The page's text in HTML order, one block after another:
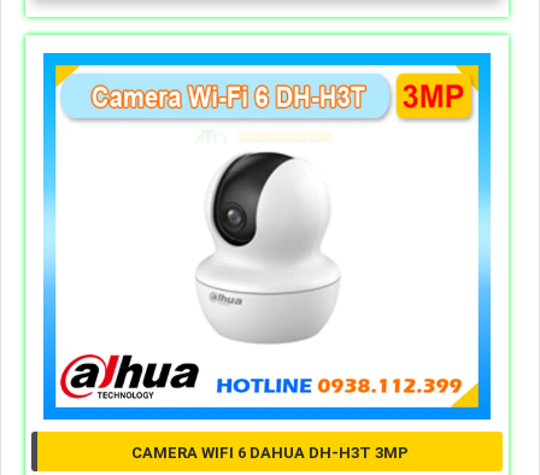
CAMERA WIFI 6 DAHUA DH-H3T 3MP